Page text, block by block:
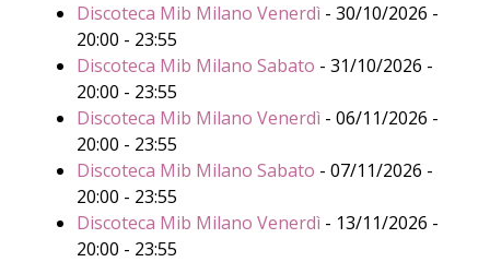
Discoteca Mib Milano Venerdì - 30/10/2026 -
20:00 - 23:55
Discoteca Mib Milano Sabato - 31/10/2026 -
20:00 - 23:55
Discoteca Mib Milano Venerdì - 06/11/2026 -
20:00 - 23:55
Discoteca Mib Milano Sabato - 07/11/2026 -
20:00 - 23:55
Discoteca Mib Milano Venerdì - 13/11/2026 -
20:00 - 23:55